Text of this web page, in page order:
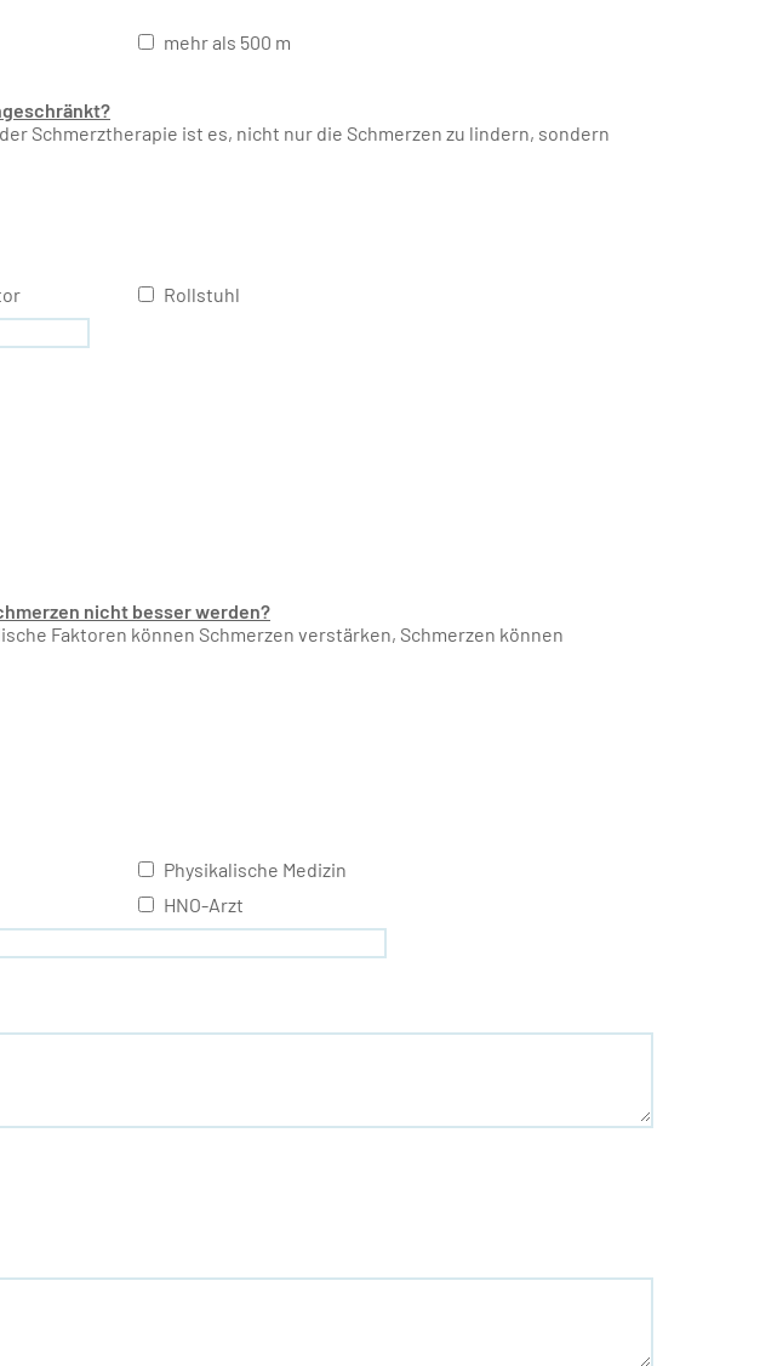
mehr als 500 m
Schmerztherapie ist es, nicht nur die Schmerzen zu lindern, sondern
Rollstuhl
nicht besser werden?
Faktoren können Schmerzen verstärken, Schmerzen können
Physikalische Medizin
HNO-Arzt